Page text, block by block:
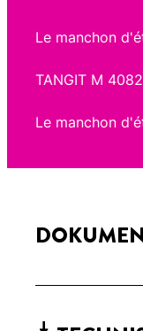
Le manchon
TANGIT M
Le manchon